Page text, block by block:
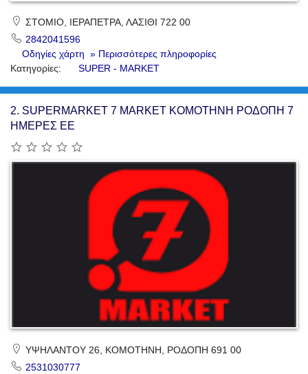
ΣΤΟΜΙΟ, ΙΕΡΑΠΕΤΡΑ, ΛΑΣΙΘΙ 722 00
2842041596
Οδηγίες χάρτη » Περισσότερες πληροφορίες
Κατηγορίες:
SUPER - MARKET
2. SUPERMARKET 7 MARKET ΚΟΜΟΤΗΝΗ ΡΟΔΟΠΗ 7
ΗΜΕΡΕΣ ΕΕ
ΥΨΗΛΑΝΤΟΥ 26, ΚΟΜΟΤΗΝΗ, ΡΟΔΟΠΗ 691 00
2531030777